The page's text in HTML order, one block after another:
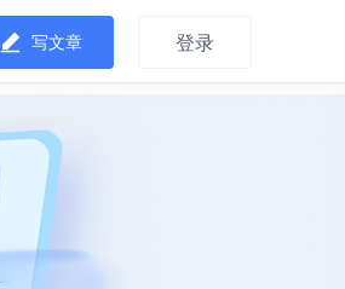
写文章 登录